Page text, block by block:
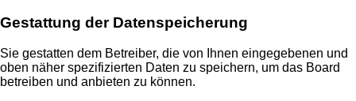
Gestattung der Datenspeicherung
Sie gestatten dem Betreiber, die von Ihnen eingegebenen und
oben näher spezifizierten Daten zu speichern, um das Board
betreiben und anbieten zu können.